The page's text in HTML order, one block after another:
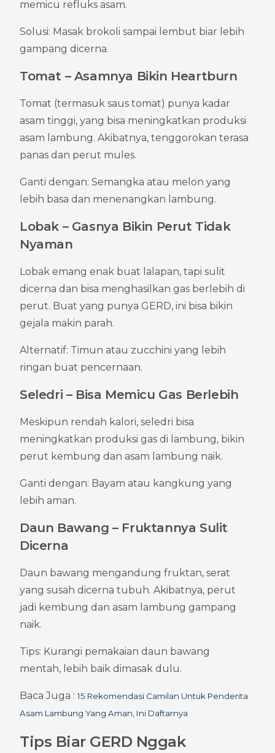
memicu refluks asam.
Solusi: Masak brokoli sampai lembut biar lebih
gampang dicerna.
Tomat – Asamnya Bikin Heartburn
Tomat (termasuk saus tomat) punya kadar
asam tinggi, yang bisa meningkatkan produksi
asam lambung. Akibatnya, tenggorokan terasa
panas dan perut mules.
Ganti dengan: Semangka atau melon yang
lebih basa dan menenangkan lambung.
Lobak – Gasnya Bikin Perut Tidak
Nyaman
Lobak emang enak buat lalapan, tapi sulit
dicerna dan bisa menghasilkan gas berlebih di
perut. Buat yang punya GERD, ini bisa bikin
gejala makin parah.
Alternatif: Timun atau zucchini yang lebih
ringan buat pencernaan.
Seledri – Bisa Memicu Gas Berlebih
Meskipun rendah kalori, seledri bisa
meningkatkan produksi gas di lambung, bikin
perut kembung dan asam lambung naik.
Ganti dengan: Bayam atau kangkung yang
lebih aman.
Daun Bawang – Fruktannya Sulit
Dicerna
Daun bawang mengandung fruktan, serat
yang susah dicerna tubuh. Akibatnya, perut
jadi kembung dan asam lambung gampang
naik.
Tips: Kurangi pemakaian daun bawang
mentah, lebih baik dimasak dulu.
Baca Juga : 15 Rekomendasi Camilan Untuk Penderita
Asam Lambung Yang Aman, Ini Daftarnya
Tips Biar GERD Nggak